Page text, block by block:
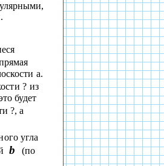
a.
? из
будет
?, а
угла
b
(по